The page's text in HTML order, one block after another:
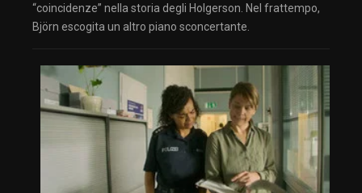
“coincidenze” nella storia degli Holgerson. Nel frattempo,
Björn escogita un altro piano sconcertante.